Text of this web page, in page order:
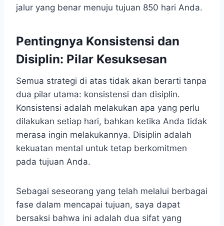
jalur yang benar menuju tujuan 850 hari Anda.
Pentingnya Konsistensi dan
Disiplin: Pilar Kesuksesan
Semua strategi di atas tidak akan berarti tanpa
dua pilar utama: konsistensi dan disiplin.
Konsistensi adalah melakukan apa yang perlu
dilakukan setiap hari, bahkan ketika Anda tidak
merasa ingin melakukannya. Disiplin adalah
kekuatan mental untuk tetap berkomitmen
pada tujuan Anda.
Sebagai seseorang yang telah melalui berbagai
fase dalam mencapai tujuan, saya dapat
bersaksi bahwa ini adalah dua sifat yang